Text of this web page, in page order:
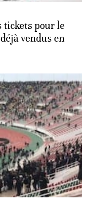
tickets pour le
vendus en